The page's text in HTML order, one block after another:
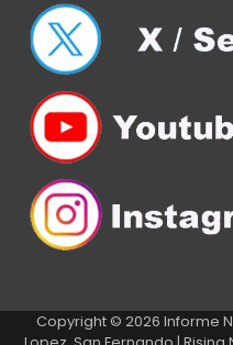
Copyright © 2026 Informe